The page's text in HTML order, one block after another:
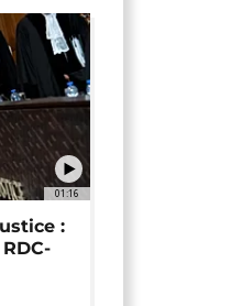
01:16
: